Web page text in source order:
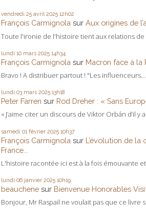
vendredi 25 avril 2025 12h02
François Carmignola sur Aux origines de
Toute l'ironie de l'histoire tient aux relations de
lundi 10 mars 2025 14h34
François Carmignola sur Macron face à la
Bravo ! A distribuer partout ! "Les influenceurs...
lundi 03 mars 2025 13h18
Peter Farren sur Rod Dreher : « Sans
« J’aime citer un discours de Viktor Orbán d’il y
samedi 01 février 2025 10h37
François Carmignola sur L’évolution de la
France...
L'histoire racontée ici est à la fois émouvante
lundi 06 janvier 2025 10h19
beauchene sur Bienvenue Honorables
Bonjour, Mr Raspail ne voulait pas que ce livre